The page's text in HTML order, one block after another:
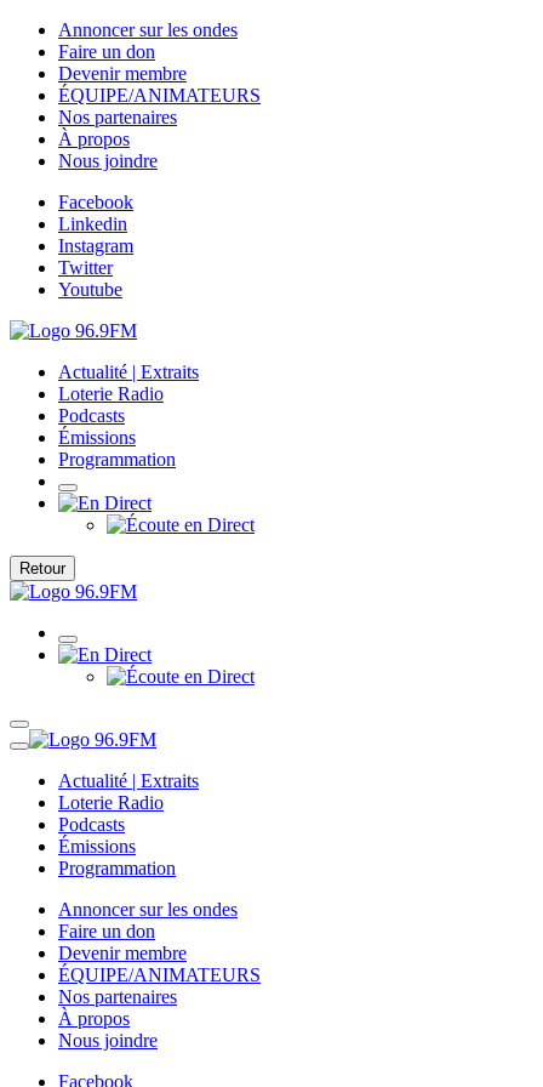
Annoncer sur les ondes
Faire un don
Devenir membre
ÉQUIPE/ANIMATEURS
Nos partenaires
À propos
Nous joindre
Facebook
Linkedin
Instagram
Twitter
Youtube
Actualité | Extraits
Loterie Radio
Podcasts
Émissions
Programmation
Retour
Actualité | Extraits
Loterie Radio
Podcasts
Émissions
Programmation
Annoncer sur les ondes
Faire un don
Devenir membre
ÉQUIPE/ANIMATEURS
Nos partenaires
À propos
Nous joindre
Facebook